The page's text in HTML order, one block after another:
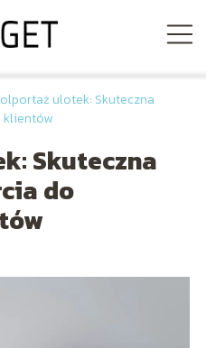
ulotek: Skuteczna
klientów
Skuteczna
do